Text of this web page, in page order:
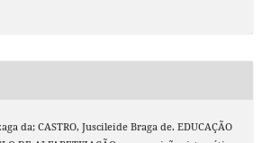
da; CASTRO, Juscileide Braga de. EDUCAÇÃO